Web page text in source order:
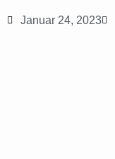
Januar 24, 2023